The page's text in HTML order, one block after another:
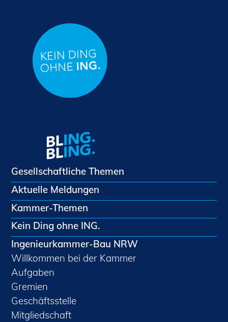
Gesellschaftliche Themen
Aktuelle Meldungen
Kammer-Themen
Kein Ding ohne ING.
Ingenieurkammer-Bau NRW
Willkommen bei der Kammer
Aufgaben
Gremien
Geschäftsstelle
Mitgliedschaft